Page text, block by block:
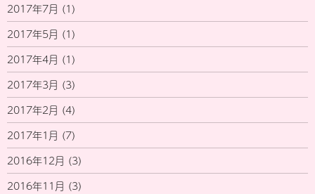
2017年7月 (1)
2017年5月 (1)
2017年4月 (1)
2017年3月 (3)
2017年2月 (4)
2017年1月 (7)
2016年12月 (3)
2016年11月 (3)